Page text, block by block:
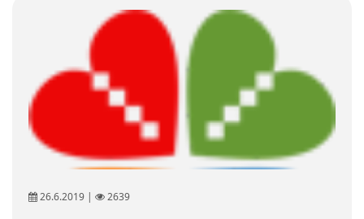
26.6.2019 | 2639